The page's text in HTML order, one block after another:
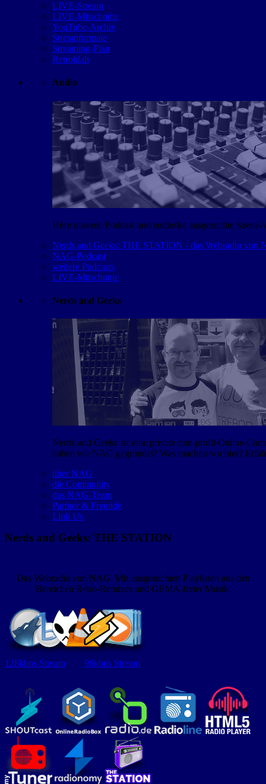
LIVE-Stream
LIVE-Mitschnitte
YouTube-Archiv
Streamformate
Streaming-Plan
Retroblah
Audio
Höre unseren Podcast und entdecke ausgesuchte Szene-
Nerds and Geeks: THE STATION - das Webradio von
NAG-Podcast
weitere Podcasts
LIVE-Mitschnitte
Nerds and Geeks
Nerds and Geeks ist eine private non-profit Online-
haben wir NAG gegründet? Was machen wir hier?
über NAG
die Community
das NAG-Team
Partner & Freunde
Link Us
Nerds and Geeks: THE STATION
Das Webradio von NAG. Mit ausgesuchten Playlisten aus den
Bereichen Retro-Remixes und GEMA-freier Musik.
128kbps Stream 96kbps Stream